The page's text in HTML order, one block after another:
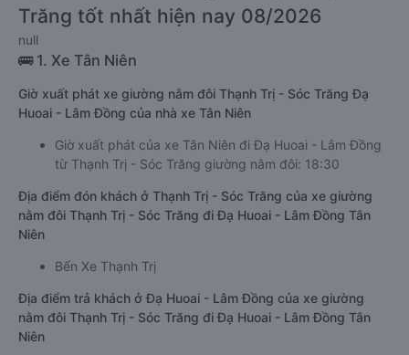
Trăng tốt nhất hiện nay 08/2026
null
🚌 1. Xe Tân Niên
Giờ xuất phát xe giường nằm đôi Thạnh Trị - Sóc Trăng Đạ
Huoai - Lâm Đồng của nhà xe Tân Niên
Giờ xuất phát của xe Tân Niên đi Đạ Huoai - Lâm Đồng
từ Thạnh Trị - Sóc Trăng giường nằm đôi: 18:30
Địa điểm đón khách ở Thạnh Trị - Sóc Trăng của xe giường
nằm đôi Thạnh Trị - Sóc Trăng đi Đạ Huoai - Lâm Đồng Tân
Niên
Bến Xe Thạnh Trị
Địa điểm trả khách ở Đạ Huoai - Lâm Đồng của xe giường
nằm đôi Thạnh Trị - Sóc Trăng đi Đạ Huoai - Lâm Đồng Tân
Niên